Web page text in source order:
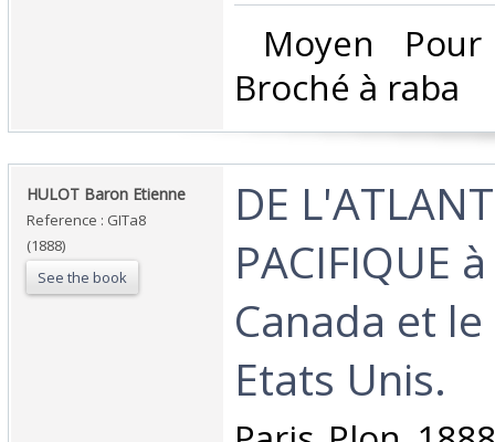
Moyen
Broché à raba‎
‎HULOT Baron Etienne‎
Reference : GITa8
(1888)
See the book
‎DE
PACIFIQUE
Canada et
Etats Unis.‎